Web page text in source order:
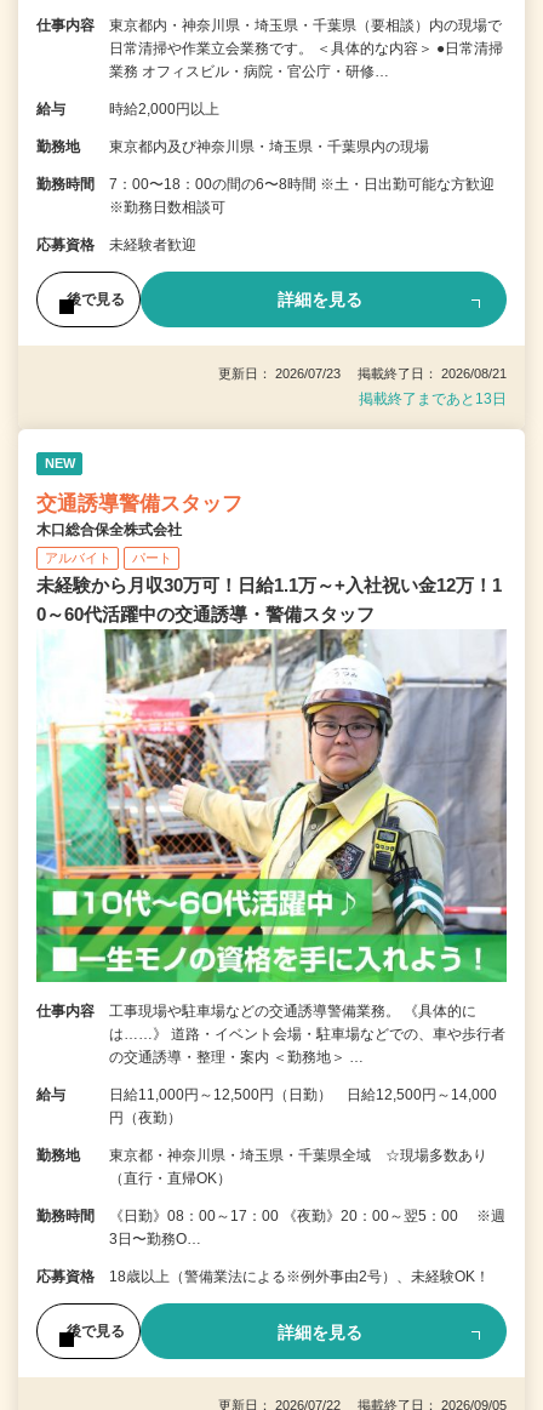
仕事内容
東京都内・神奈川県・埼玉県・千葉県（要相談）内の現場で
日常清掃や作業立会業務です。 ＜具体的な内容＞ ●日常清掃
業務 オフィスビル・病院・官公庁・研修…
給与 時給2,000円以上
勤務地 東京都内及び神奈川県・埼玉県・千葉県内の現場
勤務時間
7：00〜18：00の間の6〜8時間 ※土・日出勤可能な方歓迎
※勤務日数相談可
応募資格 未経験者歓迎
後で見る 詳細を見る
更新日： 2026/07/23 掲載終了日： 2026/08/21
掲載終了まであと13日
NEW
交通誘導警備スタッフ
木口総合保全株式会社
アルバイト パート
未経験から月収30万可！日給1.1万～+入社祝い金12万！1
0～60代活躍中の交通誘導・警備スタッフ
仕事内容
工事現場や駐車場などの交通誘導警備業務。 《具体的に
は……》 道路・イベント会場・駐車場などでの、車や歩行者
の交通誘導・整理・案内 ＜勤務地＞ …
給与
日給11,000円～12,500円（日勤） 日給12,500円～14,000
円（夜勤）
勤務地
東京都・神奈川県・埼玉県・千葉県全域 ☆現場多数あり
（直行・直帰OK）
勤務時間
《日勤》08：00～17：00 《夜勤》20：00～翌5：00 ※週
3日〜勤務O…
応募資格 18歳以上（警備業法による※例外事由2号）、未経験OK！
後で見る 詳細を見る
更新日： 2026/07/22 掲載終了日： 2026/09/05